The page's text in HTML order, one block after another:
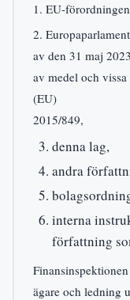
1. EU-
2.
av den 31 maj
av medel och
(EU)
2015/849,
denna lag,
andra
interna
författning
ägare och ledning